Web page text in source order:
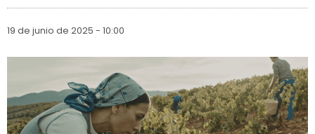
19 de junio de 2025 - 10:00